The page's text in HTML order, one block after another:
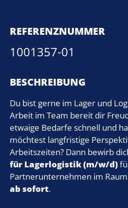
REFERENZNUMMER
1001357-01
BESCHREIBUNG
Du bist gerne im Lager und
Arbeit im Team bereit dir
etwaige Bedarfe schnell und
möchtest langfristige
Arbeitszeiten? Dann bewirb
für Lagerlogistik (m/w/d)
Partnerunternehmen im
ab sofort.